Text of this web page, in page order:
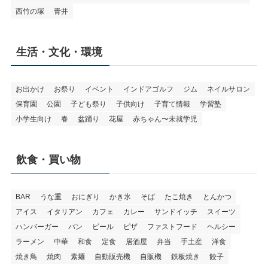
西竹の塚
青井
生活・文化・環境
お出かけ お祭り イベント インドアゴルフ ジム
ネイルサロン
保育園
公園 子ども祭り 子供向け 子育て情報
学習塾
小学生向け
春 盆踊り 花屋 赤ちゃん〜未就学児
飲食・買い物
BAR うな重 おにぎり かき氷 そば たこ焼き
とんかつ
アイス
イタリアン カフェ カレー サンドイッチ
スイーツ
ハンバーガー
パン ビール ピザ ファストフード
ヘルシー
ラーメン
中華 和食 定食 居酒屋 弁当 手土産
洋食
焼き鳥
焼肉 素麺 自動販売機 自販機 鉄板焼き 餃子